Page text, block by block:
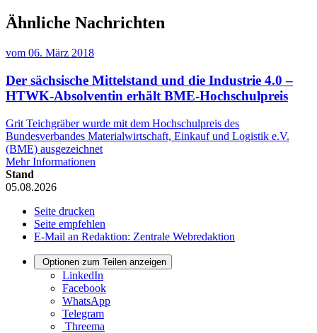
Ähnliche Nachrichten
vom 06. März 2018
Der sächsische Mittelstand und die Industrie 4.0 –
HTWK-Absolventin erhält BME-Hochschulpreis
Grit Teichgräber wurde mit dem Hochschulpreis des
Bundesverbandes Materialwirtschaft, Einkauf und Logistik e.V.
(BME) ausgezeichnet
Mehr Informationen
Stand
05.08.2026
Seite drucken
Seite empfehlen
E-Mail an Redaktion: Zentrale Webredaktion
Optionen zum Teilen anzeigen
LinkedIn
Facebook
WhatsApp
Telegram
Threema